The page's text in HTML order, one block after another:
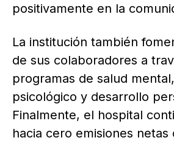
positivamente en la
La institución también
de sus colaboradores a
programas de salud
psicológico y desarrollo
Finalmente, el hospital
hacia cero emisiones